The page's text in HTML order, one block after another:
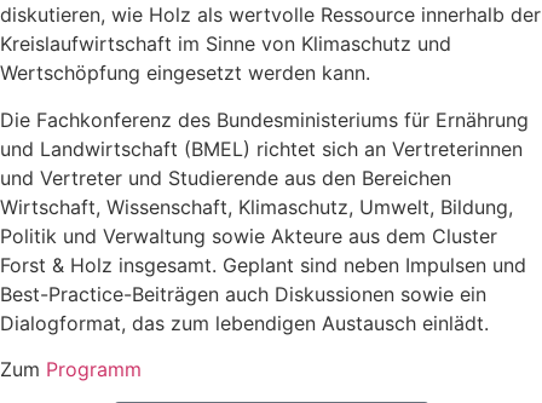
diskutieren, wie Holz als wertvolle Ressource innerhalb der
Kreislaufwirtschaft im Sinne von Klimaschutz und
Wertschöpfung eingesetzt werden kann.
Die Fachkonferenz des Bundesministeriums für Ernährung
und Landwirtschaft (BMEL) richtet sich an Vertreterinnen
und Vertreter und Studierende aus den Bereichen
Wirtschaft, Wissenschaft, Klimaschutz, Umwelt, Bildung,
Politik und Verwaltung sowie Akteure aus dem Cluster
Forst & Holz insgesamt. Geplant sind neben Impulsen und
Best-Practice-Beiträgen auch Diskussionen sowie ein
Dialogformat, das zum lebendigen Austausch einlädt.
Zum Programm